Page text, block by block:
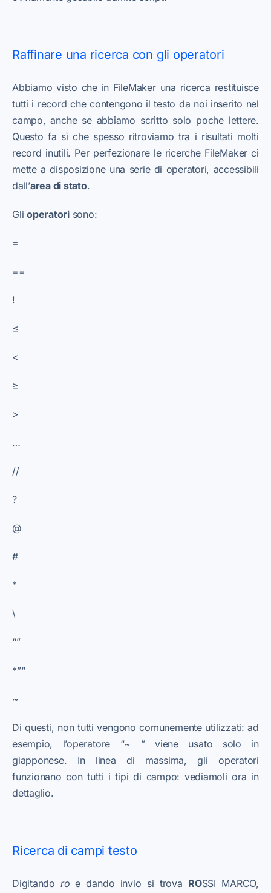
Raffinare una ricerca con gli operatori
Abbiamo visto che in FileMaker una ricerca restituisce
tutti i record che contengono il testo da noi inserito nel
campo, anche se abbiamo scritto solo poche lettere.
Questo fa sì che spesso ritroviamo tra i risultati molti
record inutili. Per perfezionare le ricerche FileMaker ci
mette a disposizione una serie di operatori, accessibili
dall’area di stato.
Glioperatorisono:
=
==
!
≤
<
≥
>
…
//
?
@
#
*
\
“”
*”“
~
Di questi, non tutti vengono comunemente utilizzati: ad
esempio, l’operatore “~ ” viene usato solo in
giapponese. In linea di massima, gli operatori
funzionano con tutti i tipi di campo: vediamoli ora in
dettaglio.
Ricerca di campi testo
Digitandoro e dando invio si trova ROSSI MARCO,